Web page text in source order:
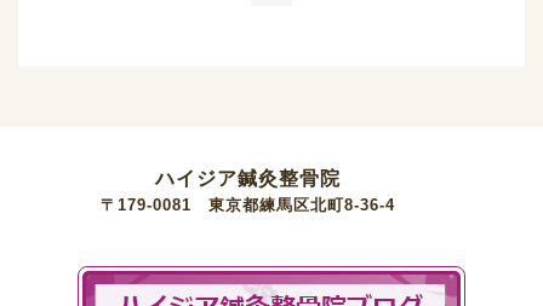
ハイジア鍼灸整骨院
〒179-0081 東京都練馬区北町8-36-4